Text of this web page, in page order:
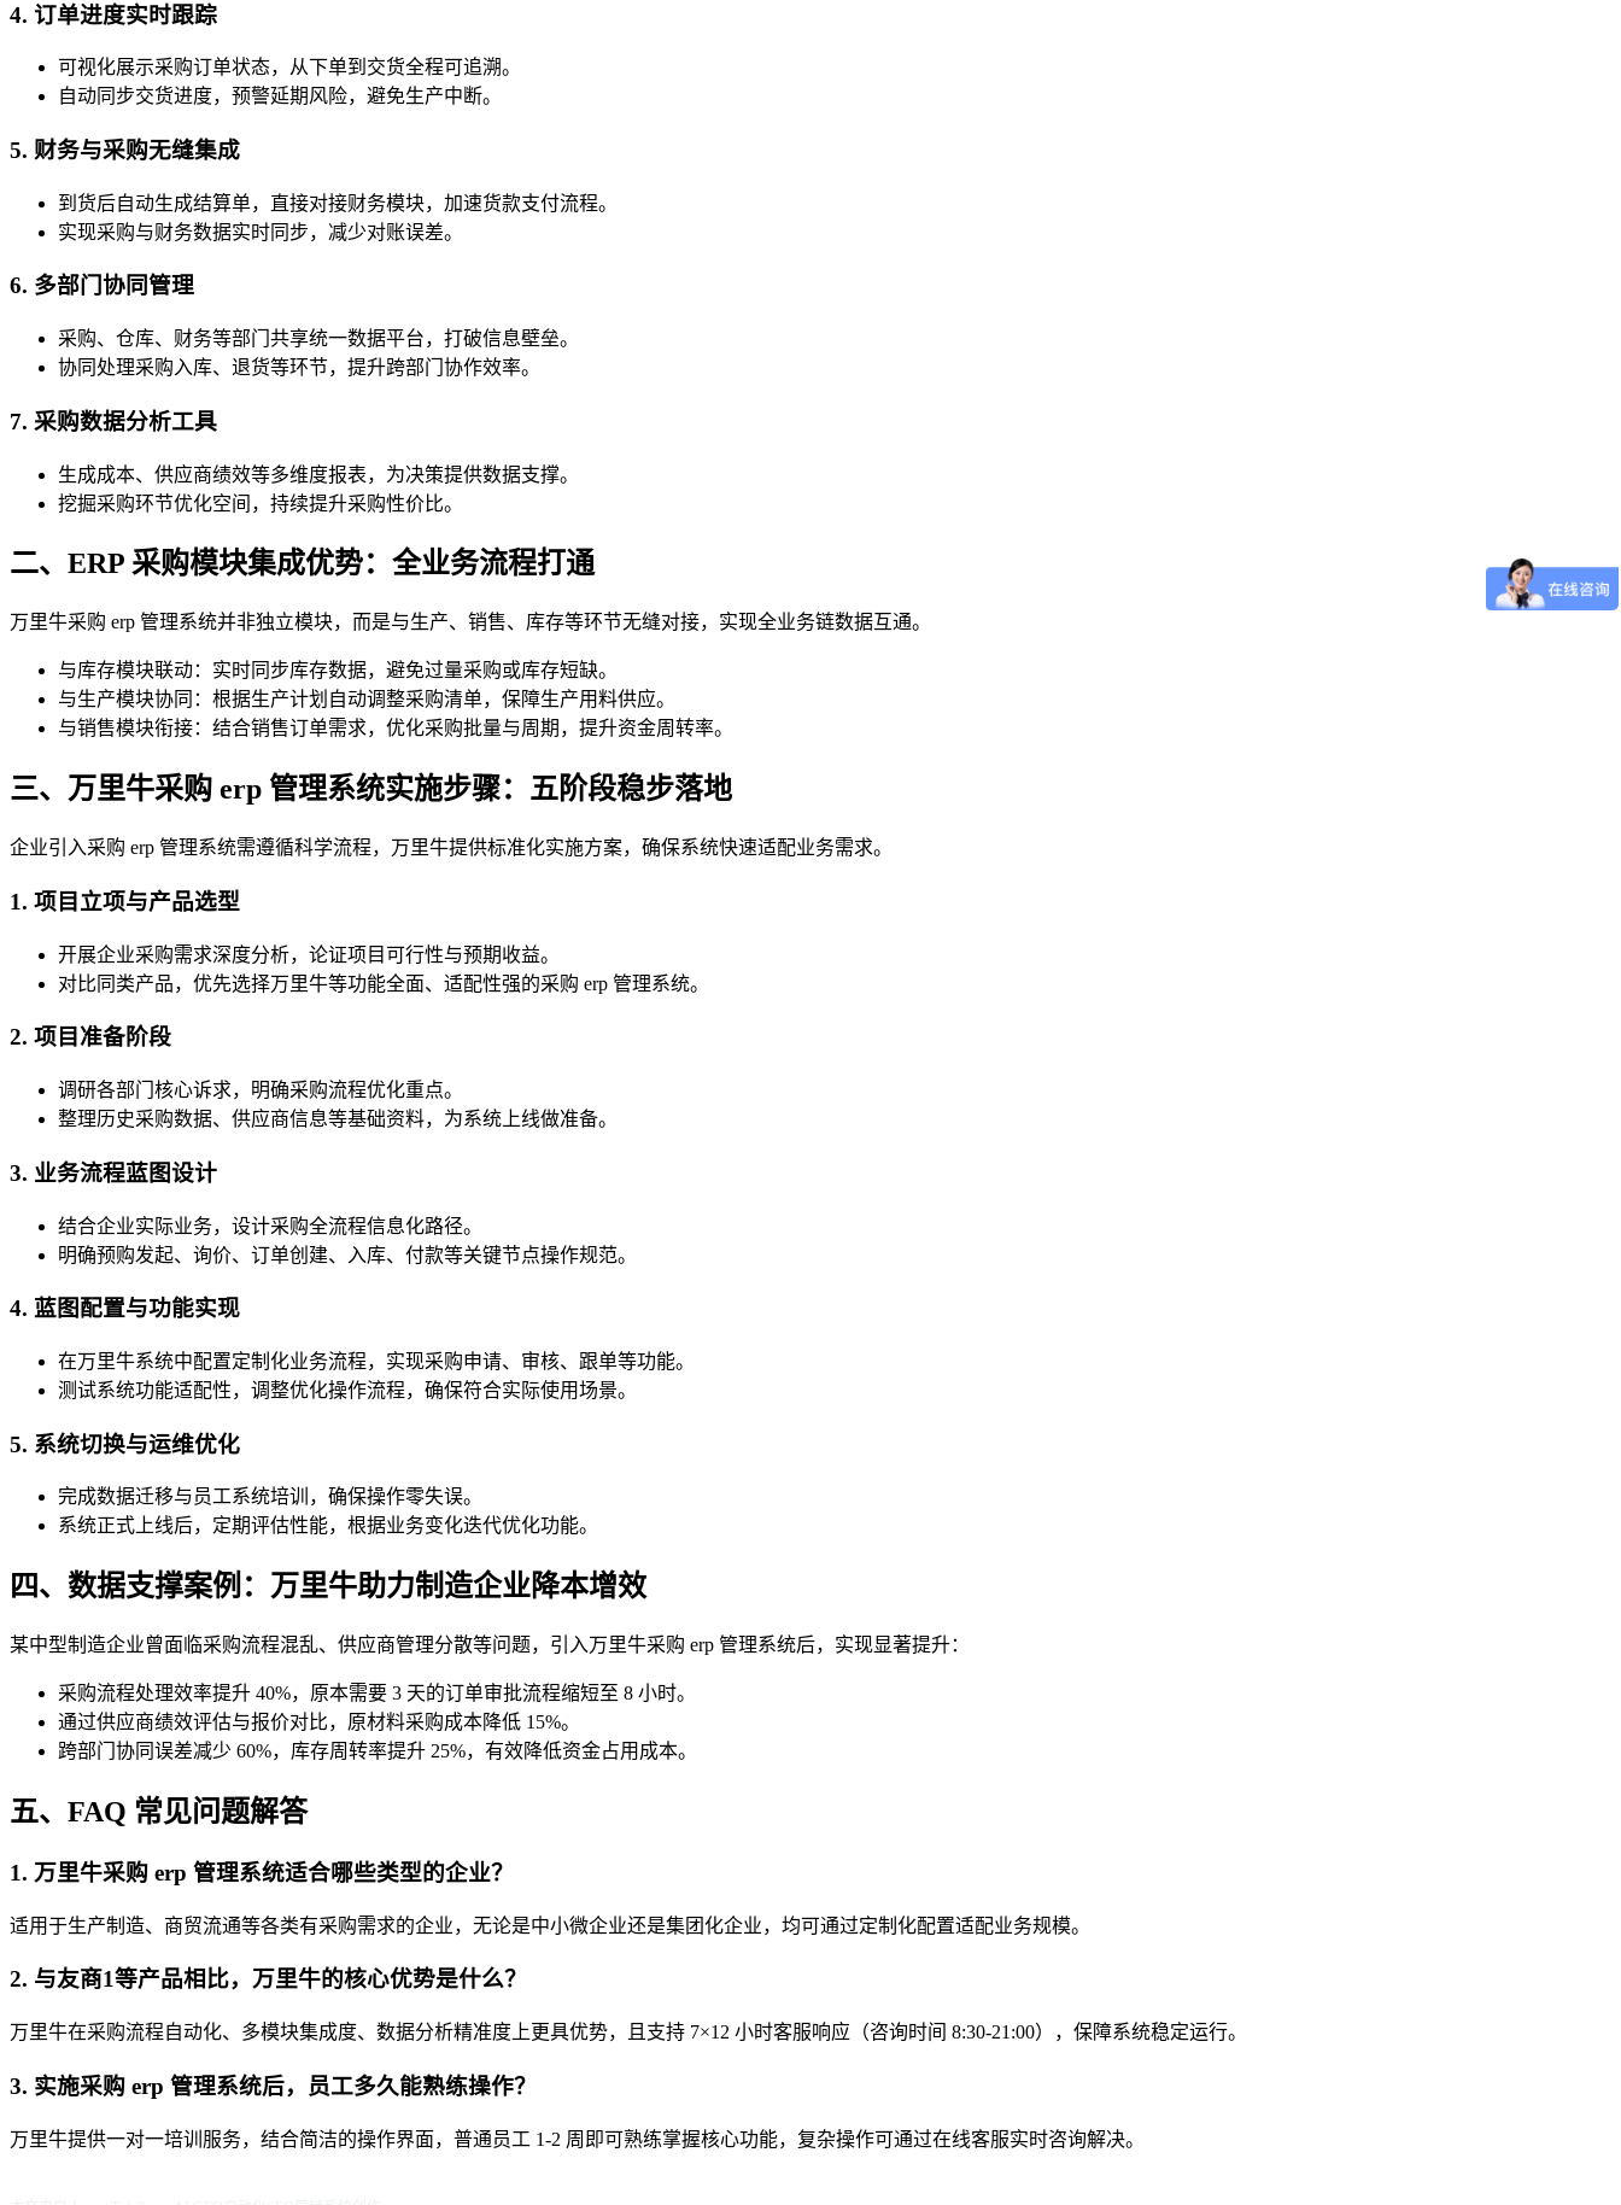
4. 订单进度实时跟踪
可视化展示采购订单状态，从下单到交货全程可追溯。
自动同步交货进度，预警延期风险，避免生产中断。
5. 财务与采购无缝集成
到货后自动生成结算单，直接对接财务模块，加速货款支付流程。
实现采购与财务数据实时同步，减少对账误差。
6. 多部门协同管理
采购、仓库、财务等部门共享统一数据平台，打破信息壁垒。
协同处理采购入库、退货等环节，提升跨部门协作效率。
7. 采购数据分析工具
生成成本、供应商绩效等多维度报表，为决策提供数据支撑。
挖掘采购环节优化空间，持续提升采购性价比。
二、ERP 采购模块集成优势：全业务流程打通
万里牛采购 erp 管理系统并非独立模块，而是与生产、销售、库存等环节无缝对接，实现全业务链数据互通。
与库存模块联动：实时同步库存数据，避免过量采购或库存短缺。
与生产模块协同：根据生产计划自动调整采购清单，保障生产用料供应。
与销售模块衔接：结合销售订单需求，优化采购批量与周期，提升资金周转率。
三、万里牛采购 erp 管理系统实施步骤：五阶段稳步落地
企业引入采购 erp 管理系统需遵循科学流程，万里牛提供标准化实施方案，确保系统快速适配业务需求。
1. 项目立项与产品选型
开展企业采购需求深度分析，论证项目可行性与预期收益。
对比同类产品，优先选择万里牛等功能全面、适配性强的采购 erp 管理系统。
2. 项目准备阶段
调研各部门核心诉求，明确采购流程优化重点。
整理历史采购数据、供应商信息等基础资料，为系统上线做准备。
3. 业务流程蓝图设计
结合企业实际业务，设计采购全流程信息化路径。
明确预购发起、询价、订单创建、入库、付款等关键节点操作规范。
4. 蓝图配置与功能实现
在万里牛系统中配置定制化业务流程，实现采购申请、审核、跟单等功能。
测试系统功能适配性，调整优化操作流程，确保符合实际使用场景。
5. 系统切换与运维优化
完成数据迁移与员工系统培训，确保操作零失误。
系统正式上线后，定期评估性能，根据业务变化迭代优化功能。
四、数据支撑案例：万里牛助力制造企业降本增效
某中型制造企业曾面临采购流程混乱、供应商管理分散等问题，引入万里牛采购 erp 管理系统后，实现显著提升：
采购流程处理效率提升 40%，原本需要 3 天的订单审批流程缩短至 8 小时。
通过供应商绩效评估与报价对比，原材料采购成本降低 15%。
跨部门协同误差减少 60%，库存周转率提升 25%，有效降低资金占用成本。
五、FAQ 常见问题解答
1. 万里牛采购 erp 管理系统适合哪些类型的企业？
适用于生产制造、商贸流通等各类有采购需求的企业，无论是中小微企业还是集团化企业，均可通过定制化配置适配业务规模。
2. 与友商1等产品相比，万里牛的核心优势是什么？
万里牛在采购流程自动化、多模块集成度、数据分析精准度上更具优势，且支持 7×12 小时客服响应（咨询时间 8:30-21:00），保障系统稳定运行。
3. 实施采购 erp 管理系统后，员工多久能熟练操作？
万里牛提供一对一培训服务，结合简洁的操作界面，普通员工 1-2 周即可熟练掌握核心功能，复杂操作可通过在线客服实时咨询解决。